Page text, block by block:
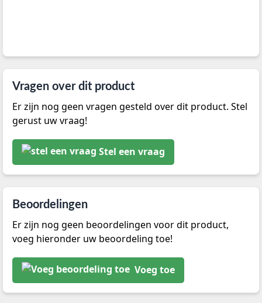
Vragen over dit product
Er zijn nog geen vragen gesteld over dit product. Stel
gerust uw vraag!
Stel een vraag
Beoordelingen
Er zijn nog geen beoordelingen voor dit product,
voeg hieronder uw beoordeling toe!
Voeg toe